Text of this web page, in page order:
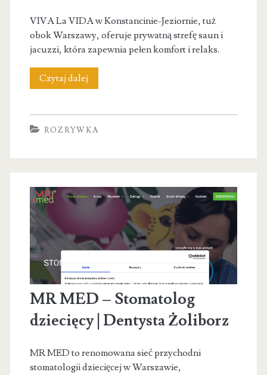
VIVA La VIDA w Konstancinie-Jeziornie, tuż
obok Warszawy, oferuje prywatną strefę saun i
jacuzzi, która zapewnia pełen komfort i relaks.
Czytaj dalejVIVA
saun
na
wyłączność
ROZRYWKA
MR MED – Stomatolog
dziecięcy | Dentysta Żoliborz
MR MED to renomowana sieć przychodni
stomatologii dziecięcej w Warszawie,